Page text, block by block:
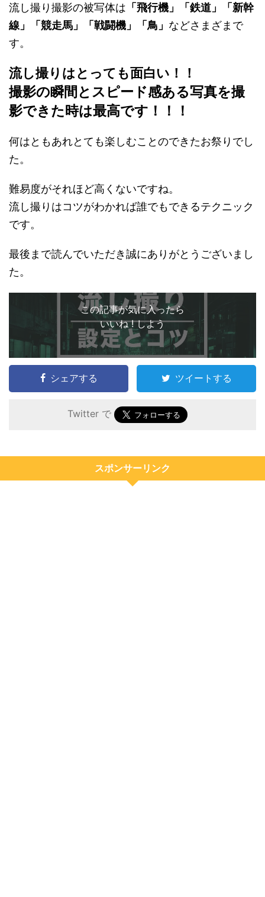
流し撮り撮影の被写体は 「飛行機」「鉄道」「新幹
線」「競走馬」「戦闘機」「鳥」 などさまざまで
す。
流し撮りはとっても面白い！！
撮影の瞬間とスピード感ある写真を撮
影できた時は最高です！！！
何はともあれとても楽しむことのできたお祭りでし
た。
難易度がそれほど高くないですね。
流し撮りはコツがわかれば誰でもできるテクニック
です。
最後まで読んでいただき誠にありがとうございまし
た。
この記事が気に入ったら
いいね ! しよう
シェアする ツイートする
Twitter で
スポンサーリンク